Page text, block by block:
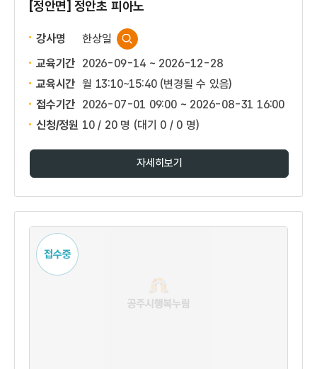
[정안면] 정안초 피아노
강사명
한상일
교육기간 2026-09-14 ~ 2026-12-28
교육시간 월 13:10~15:40 (변경될 수 있음)
접수기간 2026-07-01 09:00 ~ 2026-08-31 16:00
신청/정원 10 / 20 명 (대기 0 / 0 명)
자세히보기
접수중